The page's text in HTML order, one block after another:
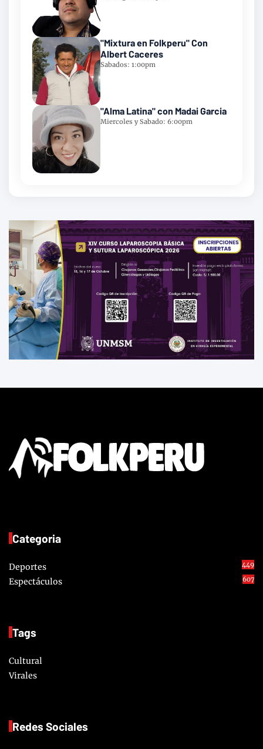
"Mixtura en Folkperu" Con
Albert Caceres
Sabados: 1:00pm
"Alma Latina" con Madai Garcia
Miercoles y Sabado: 6:00pm
Categoria
Deportes 449
Espectáculos 607
Tags
Cultural
Virales
Redes Sociales